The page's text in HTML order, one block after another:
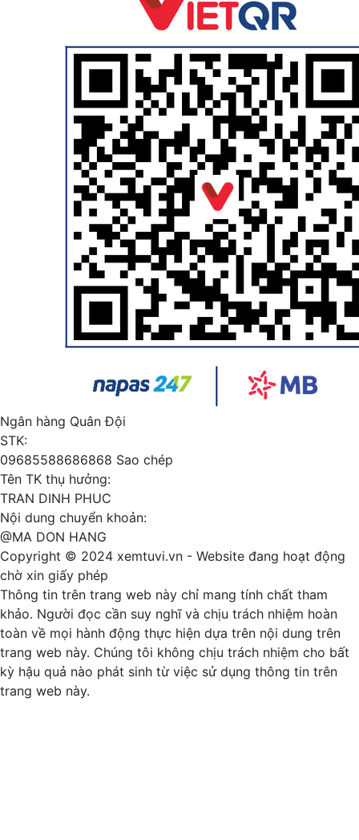
Ngân hàng Quân Đội
STK:
09685588686868 Sao chép
Tên TK thụ hưởng:
TRAN DINH PHUC
Nội dung chuyển khoản:
@MA DON HANG
Copyright © 2024 xemtuvi.vn - Website đang hoạt động
chờ xin giấy phép
Thông tin trên trang web này chỉ mang tính chất tham
khảo. Người đọc cần suy nghĩ và chịu trách nhiệm hoàn
toàn về mọi hành động thực hiện dựa trên nội dung trên
trang web này. Chúng tôi không chịu trách nhiệm cho bất
kỳ hậu quả nào phát sinh từ việc sử dụng thông tin trên
trang web này.